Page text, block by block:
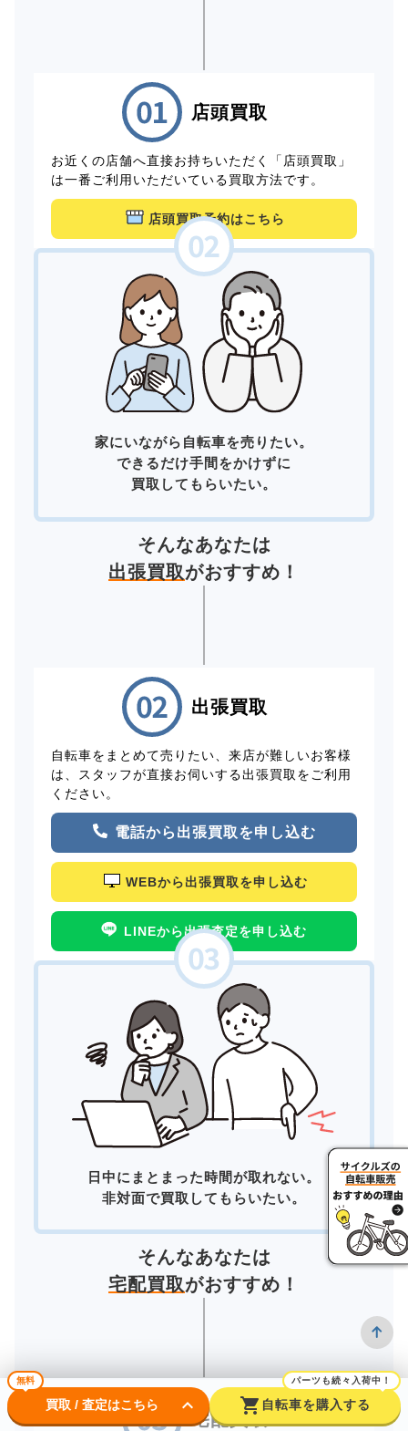
店頭買取
お近くの店舗へ直接お持ちいただく「店頭買取」
は一番ご利用いただいている買取方法です。
店頭買取予約はこちら
家にいながら自転車を売りたい。
できるだけ手間をかけずに
買取してもらいたい。
そんなあなたは
出張買取がおすすめ！
出張買取
自転車をまとめて売りたい、来店が難しいお客様
は、スタッフが直接お伺いする出張買取をご利用
ください。
電話から出張買取を申し込む
WEBから出張買取を申し込む
LINEから出張査定を申し込む
日中にまとまった時間が取れない。
非対面で買取してもらいたい。
そんなあなたは
宅配買取がおすすめ！
宅配買取
無料
買取 / 査定はこちら keyboard_arrow_down shopping_cart
パーツも続々入荷中！
自転車を購入する